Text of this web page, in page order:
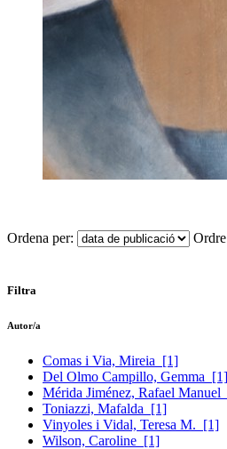
Ordena per:
Filtra
Autor/a
Comas i Via, Mireia [1]
Del Olmo Campillo, Gemma [1]
Mérida Jiménez, Rafael Manuel
Toniazzi, Mafalda [1]
Vinyoles i Vidal, Teresa M. [1]
Wilson, Caroline [1]